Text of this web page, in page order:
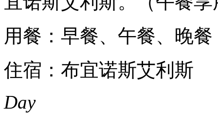
用餐：早餐、午餐、晚餐
住宿：布宜诺斯艾利斯
Day